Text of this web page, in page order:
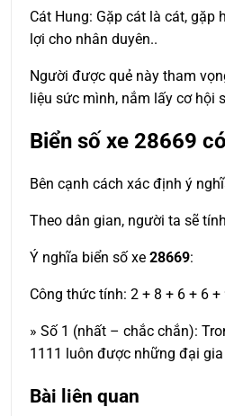
Cát Hung: Gặp cát là cát,
lợi cho nhân duyên..
Người được quẻ này tham
liệu sức mình, nắm lấy cơ hội
Biển số xe 28669
Bên cạnh cách xác định ý
Theo dân gian, người ta sẽ
Ý nghĩa biển số xe 28669:
Công thức tính: 2 + 8 + 6 + 6 +
» Số 1 (nhất – chắc chắn):
1111 luôn được những đại
Bài liên quan